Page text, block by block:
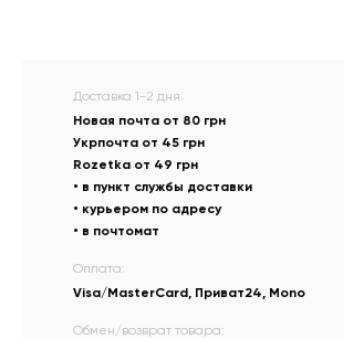
Доставка 1-2 дня:
Новая почта от 80 грн
Укрпочта от 45 грн
Rozetka от 49 грн
• в пункт службы доставки
• курьером по адресу
• в почтомат
Оплата:
Visa/MasterCard, Приват24, Mono
Обмен/возврат товара: